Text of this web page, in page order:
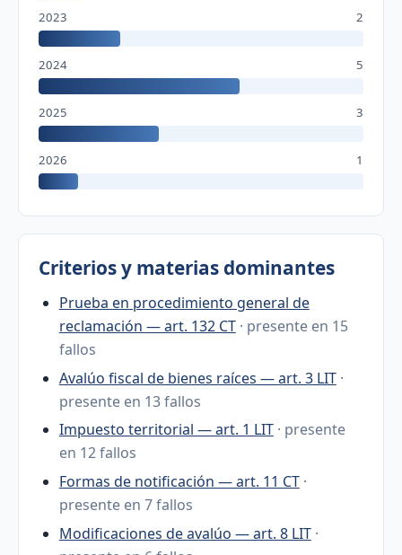
2023 2
2024 5
2025 3
2026 1
Criterios y materias dominantes
Prueba en procedimiento general de
reclamación — art. 132 CT · presente en 15
fallos
Avalúo fiscal de bienes raíces — art. 3 LIT ·
presente en 13 fallos
Impuesto territorial — art. 1 LIT · presente
en 12 fallos
Formas de notificación — art. 11 CT ·
presente en 7 fallos
Modificaciones de avalúo — art. 8 LIT ·